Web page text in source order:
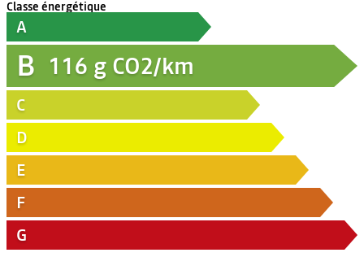
Classe énergétique
A
B 116 g CO2/km
C
D
E
F
G